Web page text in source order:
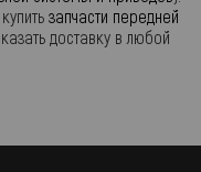
запчасти передней
доставку в любой